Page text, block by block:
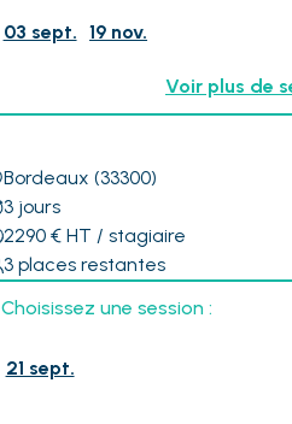
03 sept. 19 nov.
Voir plus de
Bordeaux (33300)
3 jours
2290€ HT / stagiaire
3 places restantes
Choisissez une session :
21 sept.